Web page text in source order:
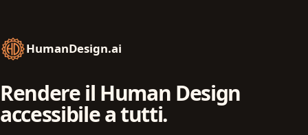
HumanDesign.ai
Rendere il Human Design
accessibile a tutti.